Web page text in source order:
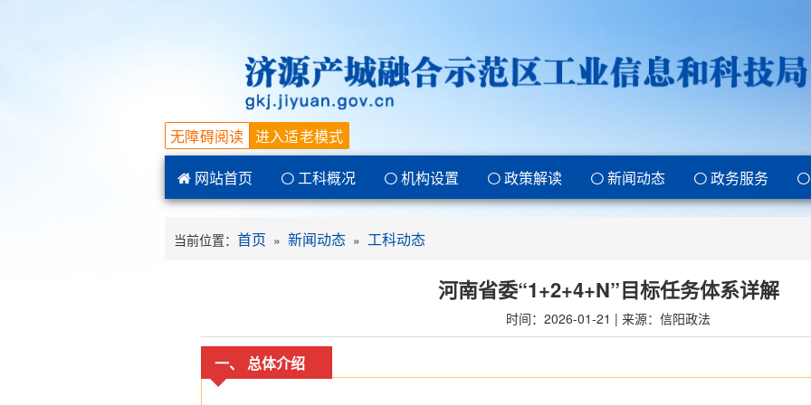
网站首页 工科概况 机构设置 政策解读 新闻动态 政务服务
当前位置： 首页 » 新闻动态 » 工科动态
河南省委“1+2+4+N”目标任务体系详解
时间：2026-01-21 | 来源：信阳政法
一、 总体介绍
进入适老模式
无障碍阅读